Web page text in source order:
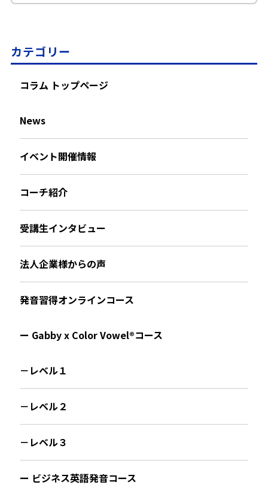
カテゴリー
コラム トップページ
News
イベント開催情報
コーチ紹介
受講生インタビュー
法人企業様からの声
発音習得オンラインコース
ー Gabby x Color Vowel®︎コース
－レベル１
－レベル２
－レベル３
ー ビジネス英語発音コース